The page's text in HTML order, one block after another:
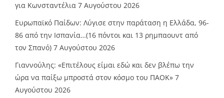
για Κωνσταντέλια 7 Αυγούστου 2026
Ευρωπαϊκό Παίδων: Λύγισε στην παράταση η Ελλάδα, 96-
86 από την Ισπανία…(16 πόντοι και 13 ρημπαουντ από
τον Σπανό) 7 Αυγούστου 2026
Γιαννούλης: «Επιτέλους είμαι εδώ και δεν βλέπω την
ώρα να παίξω μπροστά στον κόσμο του ΠΑΟΚ» 7
Αυγούστου 2026